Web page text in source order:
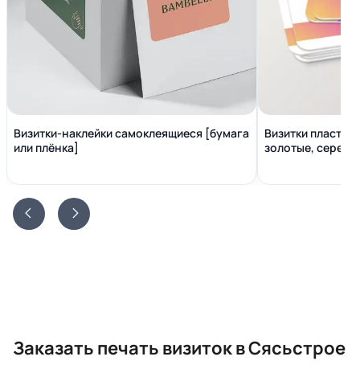
Визитки-наклейки самоклеящиеся [бумага
или плёнка]
Визитки
золотые,
Заказать печать визиток в Сясьстрое